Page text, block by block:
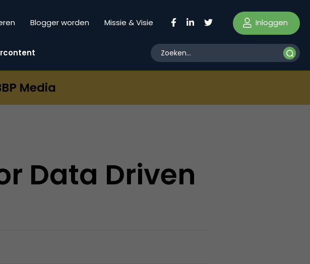
Blogger worden Missie & Visie Inloggen
Media
Data Driven